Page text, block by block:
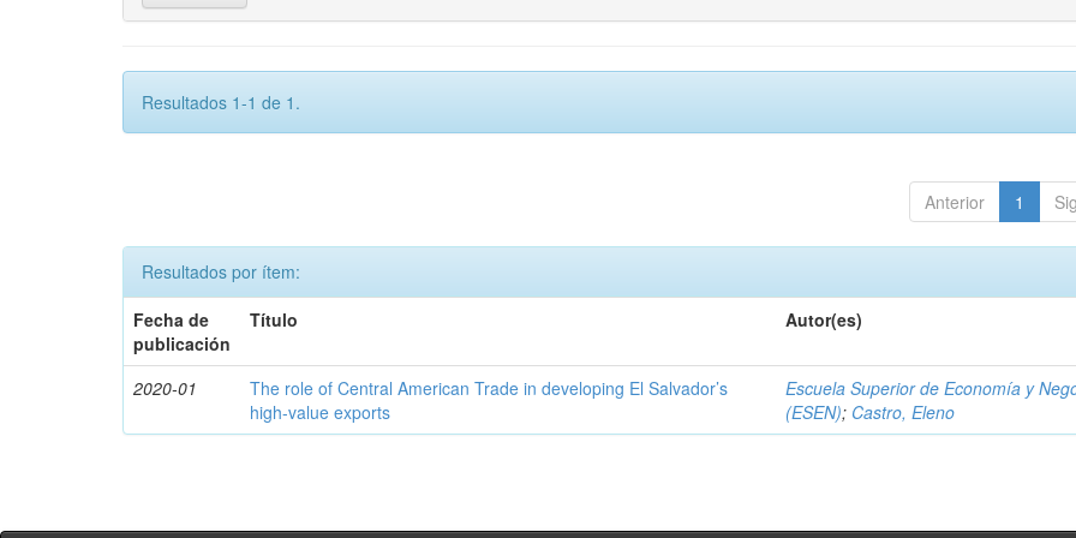
Resultados 1-1 de 1.
Anterior 1
Resultados por ítem:
Fecha de
publicación
Título Autor(es)
2020-01
The role of Central American Trade in developing El Salvador’s
high-value exports
Escuela Superior de Economía y
(ESEN); Castro, Eleno